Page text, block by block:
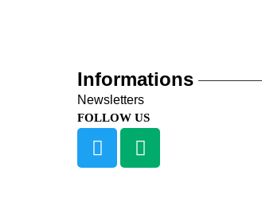
Informations
Newsletters
FOLLOW US